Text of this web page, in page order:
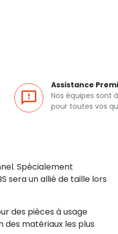
Assistance
Nos équipes sont
pour toutes vos
Spécialement
sera un allié de taille lors
des pièces à usage
des matériaux les plus